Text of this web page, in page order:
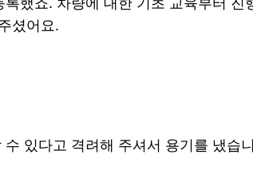
셨어요.
있다고 격려해 주셔서 용기를 냈습